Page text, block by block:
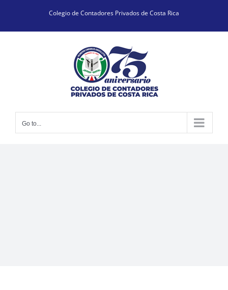
content
Colegio de Contadores Privados de Costa Rica
Go to...